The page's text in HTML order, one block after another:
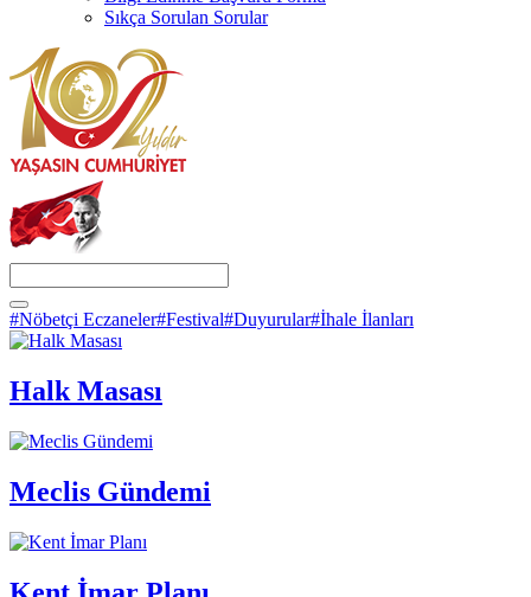
Sıkça Sorulan Sorular
#Nöbetçi Eczaneler#Festival#Duyurular#İhale İlanları
Halk Masası
Meclis Gündemi